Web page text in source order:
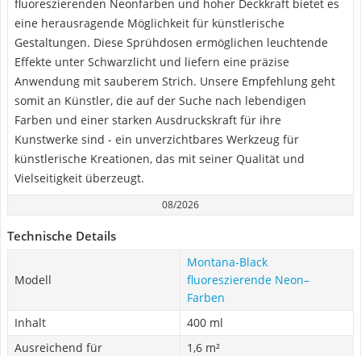
fluoreszierenden Neonfarben und hoher Deckkraft bietet es
eine herausragende Möglichkeit für künstlerische
Gestaltungen. Diese Sprühdosen ermöglichen leuchtende
Effekte unter Schwarzlicht und liefern eine präzise
Anwendung mit sauberem Strich. Unsere Empfehlung geht
somit an Künstler, die auf der Suche nach lebendigen
Farben und einer starken Ausdruckskraft für ihre
Kunstwerke sind - ein unverzichtbares Werkzeug für
künstlerische Kreationen, das mit seiner Qualität und
Vielseitigkeit überzeugt.
08/2026
Technische Details
Modell
Montana-Black
fluoreszierende Neon–
Farben
Inhalt
400 ml
Ausreichend für
1,6 m²